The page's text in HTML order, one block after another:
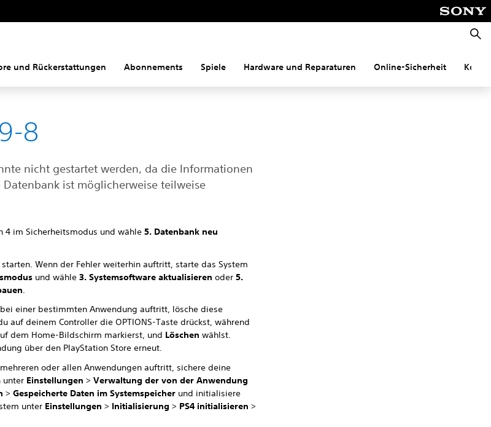
und Rückerstattungen Abonnements Spiele Hardware und Reparaturen Online-Sicherheit
8
nicht gestartet werden, da die Informationen
ist möglicherweise teilweise
4 im Sicherheitsmodus und wähle5. Datenbank neu
Wenn der Fehler weiterhin auftritt, starte das System
und wähle 3. Systemsoftware aktualisieren oder5.
einer bestimmten Anwendung auftritt, lösche diese
auf deinem Controller die OPTIONS-Taste drückst, während
dem Home-Bildschirm markierst, und Löschen wählst.
über den PlayStation Store erneut.
oder allen Anwendungen auftritt, sichere deine
unter Einstellungen >Verwaltung der von der Anwendung
>Gespeicherte Daten im Systemspeicher und initialisiere
unter Einstellungen > Initialisierung > PS4 initialisieren >